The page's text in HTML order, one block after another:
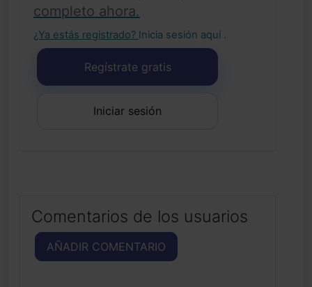
completo ahora.
¿Ya estás registrado? Inicia sesión aquí .
Regístrate gratis
Iniciar sesión
Comentarios de los usuarios
AÑADIR COMENTARIO